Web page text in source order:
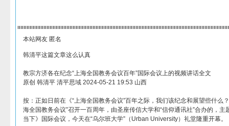
本站网友 匿名
韩清平这篇文章这么认真
教宗方济各在纪念“上海全国教务会议百年”国际会议上的视频讲话全文
原创 韩清平 清平思域 2024-05-21 19:53 山西
按：正如日前在《“上海全国教务会议”百年之际，我们该纪念和展望些什么
海全国教务会议”召开一百周年，由圣座传信大学和“信仰通讯社”合办的，
当下》国际会议，今天在“乌尔班大学”（Urban University）礼堂隆重开幕。